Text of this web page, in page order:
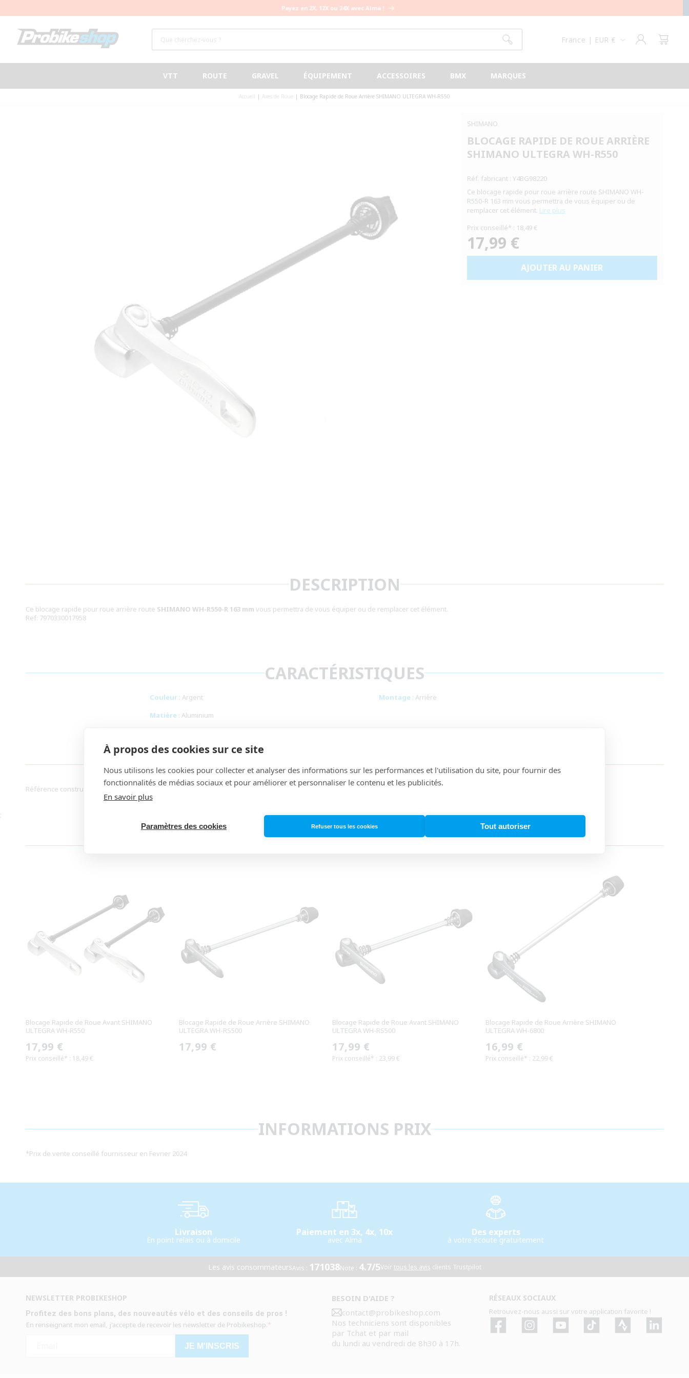
AU
Cumulez des points, gagnez des bons d'achats !
Que cherchez-vous ?
/
É
G
O
France | EUR € Connexion Panier
VTT ROUTE GRAVEL ÉQUIPEMENT ACCESSOIRES BMX MARQUES
Accueil | Axes de Roue | Blocage Rapide de Roue Arrière SHIMANO ULTEGRA WH-R550
fenêtre
SHIMANO
BLOCAGE RAPIDE DE ROUE ARRIÈRE
SHIMANO ULTEGRA WH-R550
Réf. fabricant : Y4BG98220
Ce blocage rapide pour roue arrière route SHIMANO WH-
R550-R 163 mm vous permettra de vous équiper ou de
remplacer cet élément. Lire plus
Prix conseillé* : 18,49 €
Prix
habituel
17,99 €
AJOUTER AU PANIER
DESCRIPTION
Ce blocage rapide pour roue arrière route SHIMANO WH-R550-R 163 mm vous permettra de vous équiper ou de remplacer cet élément.
Ref: 7970330017958
CARACTÉRISTIQUES
Couleur : Argent
Matière : Aluminium
Montage : Arrière
INFORMATIONS TECHNIQUES
Référence constructeur : Y4BG98220.
;
Blocage Rapide de Roue Avant SHIMANO
ULTEGRA WH-R550
Prix
habituel
17,99 €
Prix conseillé* : 18,49 €
Blocage Rapide de Roue Arrière SHIMANO
ULTEGRA WH-RS500
Prix
17,99 €
Blocage Rapide de Roue Avant SHIMANO
ULTEGRA WH-RS500
Prix
habituel
17,99 €
Prix conseillé* : 23,99 €
Blocage Rapide de Roue Arrière SHIMANO
ULTEGRA WH-6800
Prix
habituel
16,99 €
Prix conseillé* : 22,99 €
INFORMATIONS PRIX
*Prix de vente conseillé fournisseur en Fevrier 2024
Livraison
En point relais ou à domicile
Paiement en 3x, 4x, 10x
avec Alma
Des experts
à votre écoute gratuitement
Les avis consommateursAvis : 171038Note : 4.7/5Voir tous les avis clients Trustpilot
NEWSLETTER PROBIKESHOP
Profitez des bons plans, des nouveautés vélo et des conseils de pros !
En renseignant mon email, j'accepte de recevoir les newsletter de Probikeshop.
JE M'INSCRIS
BESOIN D'AIDE ?
contact@probikeshop.com
Nos techniciens sont disponibles
par Tchat et par mail
du lundi au vendredi de 8h30 à 17h.
RÉSEAUX SOCIAUX
Retrouvez-nous aussi sur votre application favorite !
Facebook Instagram YouTube TikTok Strava Strava
À propos des cookies sur ce site
Nous utilisons les cookies pour collecter et analyser des informations sur les performances et l'utilisation du site, pour fournir des
fonctionnalités de médias sociaux et pour améliorer et personnaliser le contenu et les publicités.
En savoir plus
Paramètres des cookies Refuser tous les cookies Tout autoriser